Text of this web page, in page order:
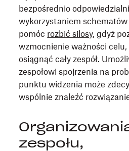
bezpośrednio
wykorzystaniem
pomóc rozbić silosy, gdyż
wzmocnienie ważności
osiągnąć cały zespół.
zespołowi spojrzenia na
punktu widzenia może
wspólnie znaleźć
zespołu,